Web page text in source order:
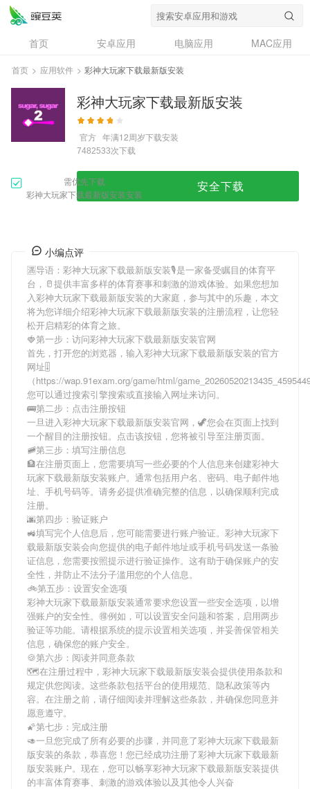
首页 安卓应用 电脑应用
MAC应用
资讯
专题 设计奖
首页 > 应用软件 > 彩神大玩家下载最新版安装
彩神大玩家下载最新版安装
官方 年满12周岁下载安装
7482533次下载
需优先下载
彩神大玩家下载最新版安装安装
安全下载
小编点评
🈵导语： 彩神大玩家下载最新版安装🎙是一家备受瞩目的体育平
台，🥛提供丰富多样的体育赛事和刺激的游戏体验。如果您想加
入彩神大玩家下载最新版安装的大家庭，参与其中的乐趣，本文
将为您详细介绍彩神大玩家下载最新版安装的注册流程，让您轻
松开启精彩的体育之旅。
🍓第一步：访问彩神大玩家下载最新版安装官网
首先，打开您的浏览器，输入彩神大玩家下载最新版安装的官方
网址🎚
（https://wap.91exam.org/game/html/
您可以通过搜索引擎搜索或直接输入网址来访问。
🚌第二步：点击注册按钮
一旦进入彩神大玩家下载最新版安装官网，🦖您会在页面上找到
一个醒目的注册按钮。点击该按钮，您将被引导至注册页面。
🚞第三步：填写注册信息
🏦在注册页面上，您需要填写一些必要的个人信息来创建彩神大
玩家下载最新版安装账户。通常包括用户名、密码、电子邮件地
址、手机号码等。请务必提供准确完整的信息，以确保顺利完成
注册。
🌆第四步：验证账户
🚜填写完个人信息后，您可能需要进行账户验证。 彩神大玩家下
载最新版安装会向您提供的电子邮件地址或手机号码发送一条验
证信息，您需要按照提示进行验证操作。这有助于确保账户的安
全性，并防止不法分子滥用您的个人信息。
🚲第五步：设置安全选项
彩神大玩家下载最新版安装通常要求您设置一些安全选项，以增
强账户的安全性。🉐例如，可以设置安全问题和答案，启用两步
验证等功能。请根据系统的提示设置相关选项，并妥善保管相关
信息，确保您的账户安全。
🍪第六步：阅读并同意条款
🗺在注册过程中， 彩神大玩家下载最新版安装会提供使用条款和
规定供您阅读。这些条款包括平台的使用规范、隐私政策等内
容。在注册之前，请仔细阅读并理解这些条款，并确保您同意并
愿意遵守。
🌠第七步：完成注册
🥑一旦您完成了所有必要的步骤，并同意了彩神大玩家下载最新
版安装的条款，恭喜您！您已经成功注册了彩神大玩家下载最新
版安装账户。现在，您可以畅享彩神大玩家下载最新版安装提供
的丰富体育赛事、刺激的游戏体验以及其他令人兴奋